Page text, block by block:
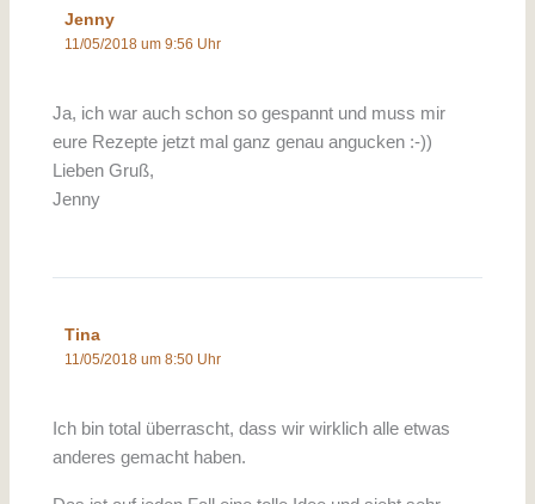
Jenny
11/05/2018 um 9:56 Uhr
Ja, ich war auch schon so gespannt und muss mir
eure Rezepte jetzt mal ganz genau angucken :-))
Lieben Gruß,
Jenny
Tina
11/05/2018 um 8:50 Uhr
Ich bin total überrascht, dass wir wirklich alle etwas
anderes gemacht haben.